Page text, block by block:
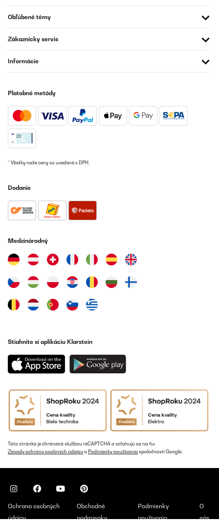
Obľúbené témy
Zákaznícky servis
Informácie
Platobné metódy
* Všetky naše ceny sú uvedené s DPH.
Dodanie
Medzinárodný
Stiahnite si aplikáciu Klarstein
Táto stránka je chránená službou reCAPTCHA a vzťahujú sa na ňu
Zásady ochrany osobných údajova Podmienky používania spoločnosti Google.
Ochrana osobných
údajov
Obchodné
podmienky
Podmienky
používania
O
nás